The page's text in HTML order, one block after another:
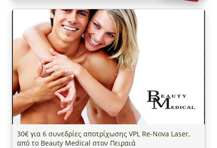
30€ για 6 συνεδρίες αποτρίχωσης VPL Re-Nova Laser,
από το Beauty Medical στον Πειραιά